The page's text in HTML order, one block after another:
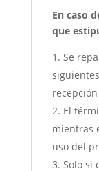
En caso
que
Se
El
mientras
uso del
Solo si